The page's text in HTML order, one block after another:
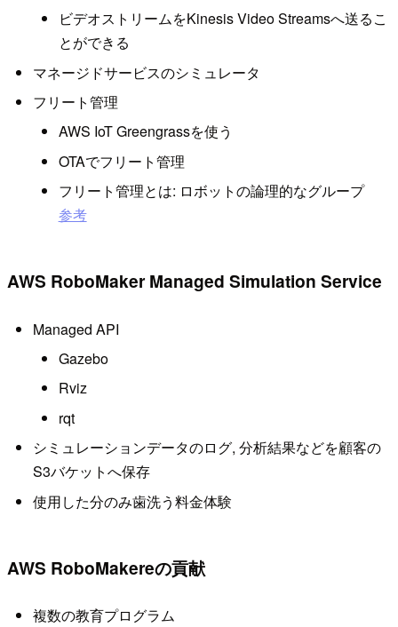
ビデオストリームをKinesis Video Streamsへ送るこ
とができる
マネージドサービスのシミュレータ
フリート管理
AWS IoT Greengrassを使う
OTAでフリート管理
フリート管理とは: ロボットの論理的なグループ
参考
AWS RoboMaker Managed Simulation Service
Managed API
Gazebo
Rviz
rqt
シミュレーションデータのログ, 分析結果などを顧客の
S3バケットへ保存
使用した分のみ歯洗う料金体験
AWS RoboMakereの貢献
複数の教育プログラム